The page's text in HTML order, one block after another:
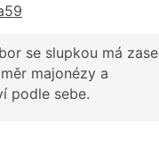
se slupkou má zase
majonézy a
podle sebe.